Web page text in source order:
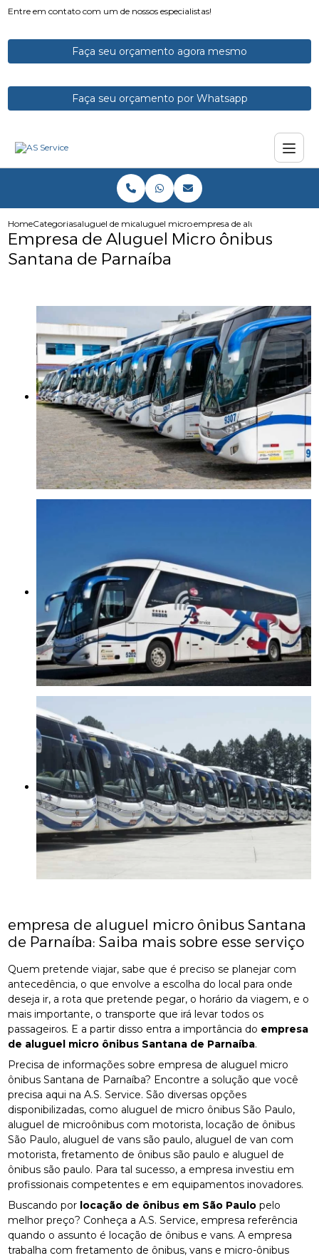
Entre em contato com um de nossos especialistas!
Faça seu orçamento agora mesmo
Faça seu orçamento por Whatsapp
HomeCategoriasaluguel de micro onibusaluguel micro onibusempresa de aluguel micro
Empresa de Aluguel Micro ônibus
Santana de Parnaíba
empresa de aluguel micro ônibus Santana
de Parnaíba: Saiba mais sobre esse serviço
Quem pretende viajar, sabe que é preciso se planejar com
antecedência, o que envolve a escolha do local para onde
deseja ir, a rota que pretende pegar, o horário da viagem, e o
mais importante, o transporte que irá levar todos os
passageiros. E a partir disso entra a importância do empresa
de aluguel micro ônibus Santana de Parnaíba.
Precisa de informações sobre empresa de aluguel micro
ônibus Santana de Parnaíba? Encontre a solução que você
precisa aqui na A.S. Service. São diversas opções
disponibilizadas, como aluguel de micro ônibus São Paulo,
aluguel de microônibus com motorista, locação de ônibus
São Paulo, aluguel de vans são paulo, aluguel de van com
motorista, fretamento de ônibus são paulo e aluguel de
ônibus são paulo. Para tal sucesso, a empresa investiu em
profissionais competentes e em equipamentos inovadores.
Buscando por locação de ônibus em São Paulo pelo
melhor preço? Conheça a A.S. Service, empresa referência
quando o assunto é locação de ônibus e vans. A empresa
trabalha com fretamento de ônibus, vans e micro-ônibus